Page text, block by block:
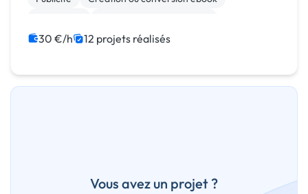
Campagne display avec bannières
Motion design
30 €/h 12 projets réalisés
Vous avez un projet ?